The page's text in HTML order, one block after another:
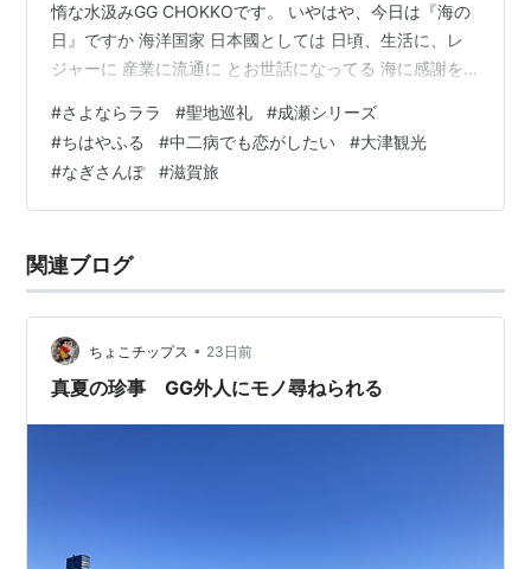
惰な水汲みGG CHOKKOです。 いやはや、今日は『海の
日』ですか 海洋国家 日本國としては 日頃、生活に、レ
ジャーに 産業に流通に とお世話になってる 海に感謝を
恵に感謝するとともに、 海洋国日本の繁栄を願う」 そん
な海がらみ と言うことでもないですが この七月五日から
『さよなら ララ』と言う 人魚姫をモチーフとした深夜ア
ニメが 始まったよ と たかみち様が教えてくださったん
や…
#さよならララ #聖地巡礼 #成瀬シリーズ
#ちはやふる #中二病でも恋がしたい #大津観光
#なぎさんぽ #滋賀旅
関連ブログ
ちょこチップス • 23日前
真夏の珍事 GG外人にモノ尋ねられる